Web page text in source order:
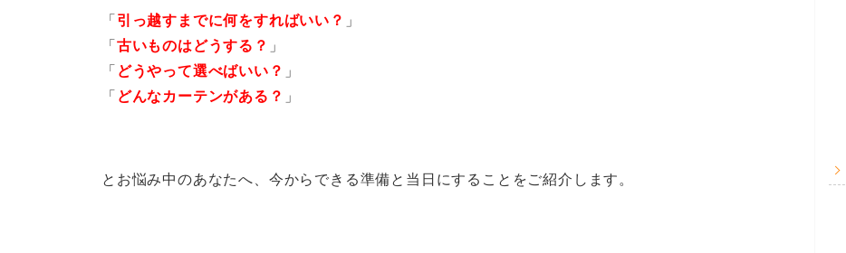
「 引っ越すまでに何をすればいい？ 」
「 古いものはどうする？ 」
「 どうやって選べばいい？ 」
「 どんなカーテンがある？ 」
とお悩み中のあなたへ、今からできる準備と当日にすることをご紹介します。